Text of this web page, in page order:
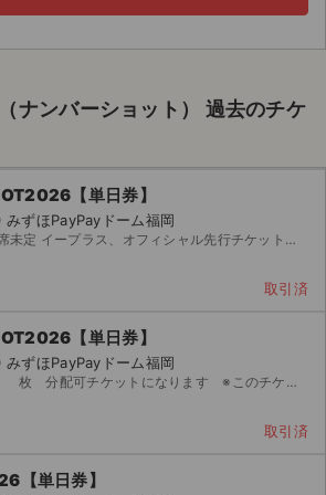
ナンバーショット） 過去のチケ
【単日券】
ずほPayPayドーム福岡
[詳細] 通常席 / まで座席未定 イープラス、オフィシャル先行チケットです。 / の分配まで座...
取引済
【単日券】
ずほPayPayドーム福岡
[詳細] どんたくサイド席 枚 分配可チケットになります ※このチケットの前方スタンディングは申し込...
取引済
【単日券】